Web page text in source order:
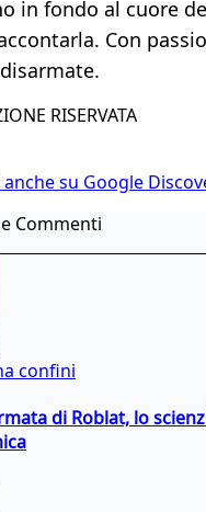
in fondo al cuore
Con
RISERVATA
anche su Google
Commenti
confini
di Roblat, lo